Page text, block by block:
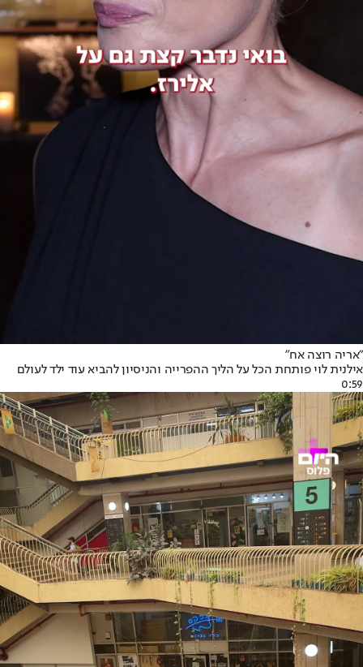
"אריה רוצה אח"
אילנית לוי פותחת הכל על הליך ההפרייה והניסיון להביא עוד ילד לעולם
0:59